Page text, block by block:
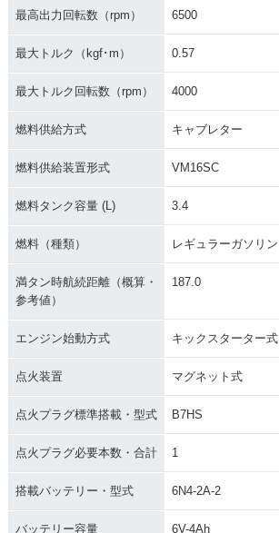
最高出力回転数（rpm） 6500
最大トルク（kgf･m） 0.57
最大トルク回転数（rpm） 4000
燃料供給方式 キャブレター
燃料供給装置形式 VM16SC
燃料タンク容量 (L) 3.4
燃料（種類） レギュラーガソリン
満タン時航続距離（概算・
参考値）
187.0
エンジン始動方式 キックスターター式
点火装置 マグネット式
点火プラグ標準搭載・型式 B7HS
点火プラグ必要本数・合計 1
搭載バッテリー・型式 6N4-2A-2
バッテリー容量 6V-4Ah